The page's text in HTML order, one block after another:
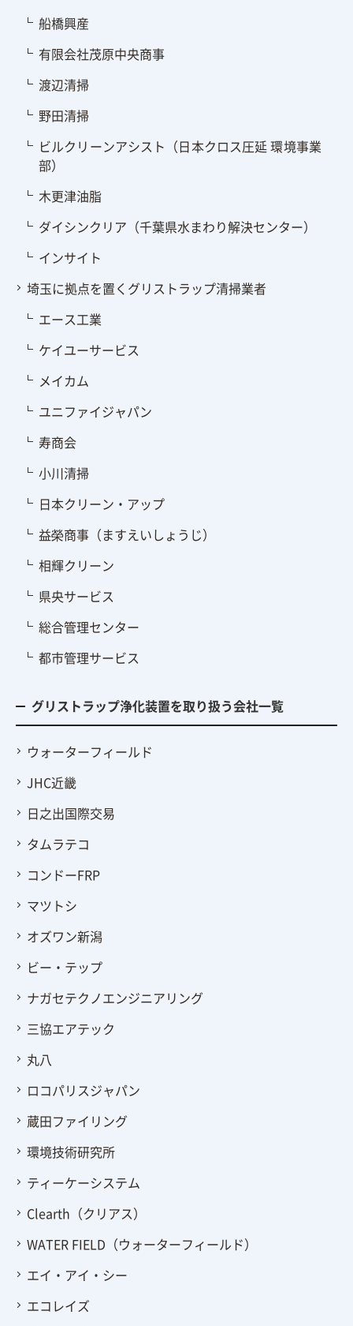
船橋興産
有限会社茂原中央商事
渡辺清掃
野田清掃
ビルクリーンアシスト（日本クロス圧延 環境事業
部）
木更津油脂
ダイシンクリア（千葉県水まわり解決センター）
インサイト
埼玉に拠点を置くグリストラップ清掃業者
エース工業
ケイユーサービス
メイカム
ユニファイジャパン
寿商会
小川清掃
日本クリーン・アップ
益榮商事（ますえいしょうじ）
相輝クリーン
県央サービス
総合管理センター
都市管理サービス
グリストラップ浄化装置を取り扱う会社一覧
ウォーターフィールド
JHC近畿
日之出国際交易
タムラテコ
コンドーFRP
マツトシ
オズワン新潟
ビー・テップ
ナガセテクノエンジニアリング
三協エアテック
丸八
ロコパリスジャパン
蔵田ファイリング
環境技術研究所
ティーケーシステム
Clearth（クリアス）
WATER FIELD（ウォーターフィールド）
エイ・アイ・シー
エコレイズ